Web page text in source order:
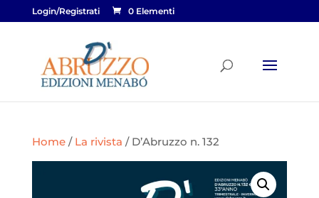
Login/Registrati 0 Elementi
Home/ La rivista / D’Abruzzo n. 132